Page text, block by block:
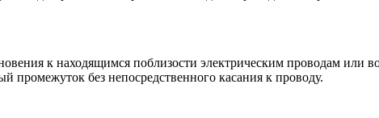
к находящимся поблизости электрическим проводам
промежуток без непосредственного касания к проводу.